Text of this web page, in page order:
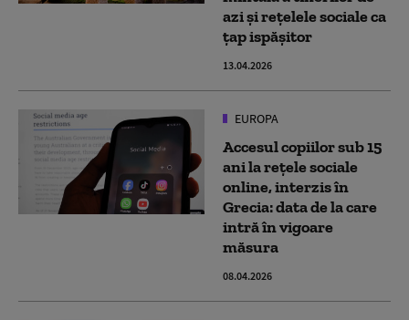
azi și rețelele sociale ca
țap ispășitor
13.04.2026
EUROPA
Accesul copiilor sub 15
ani la rețele sociale
online, interzis în
Grecia: data de la care
intră în vigoare
măsura
08.04.2026